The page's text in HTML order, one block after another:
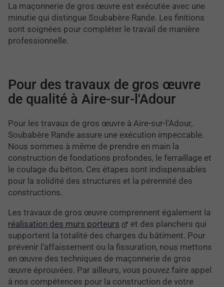
La maçonnerie de gros œuvre est exécutée avec une
minutie qui distingue Soubabère Rande. Les finitions
sont soignées pour compléter le travail de manière
professionnelle.
Pour des travaux de gros œuvre
de qualité à Aire-sur-l'Adour
Pour les travaux de gros œuvre à Aire-sur-l'Adour,
Soubabère Rande assure une exécution impeccable.
Nous sommes à même de prendre en main la
construction de fondations profondes, le ferraillage et
le coulage du béton. Ces étapes sont indispensables
pour la solidité des structures et la pérennité des
constructions.
Les travaux de gros œuvre comprennent également la
réalisation des murs porteurs
et des planchers qui
supportent la totalité des charges du bâtiment. Pour
prévenir l’affaissement ou la fissuration, nous mettons
en œuvre des techniques de maçonnerie de gros
œuvre éprouvées. Par ailleurs, vous pouvez faire appel
à nos compétences pour la construction de votre